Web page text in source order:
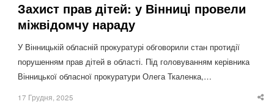
Захист прав дітей: у Вінниці провели
міжвідомчу нараду
У Вінницькій обласній прокуратурі обговорили стан протидії
порушенням прав дітей в області. Під головуванням керівника
Вінницької обласної прокуратури Олега Ткаленка,…
17 Грудня, 2025